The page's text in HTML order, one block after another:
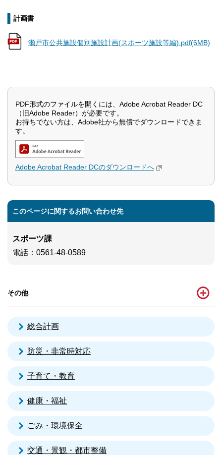
計画書
瀬戸市公共施設個別施設計画(スポーツ施設等編).pdf(6MB)
PDF形式のファイルを開くには、Adobe Acrobat Reader DC
（旧Adobe Reader）が必要です。
お持ちでない方は、Adobe社から無償でダウンロードできま
す。
Adobe Acrobat Reader DCのダウンロードへ
このページに関するお問い合わせ先
スポーツ課
電話 ：0561-48-0589
その他
総合計画
防災・非常時対応
子育て・教育
健康・福祉
ごみ・環境保全
交通・景観・都市整備